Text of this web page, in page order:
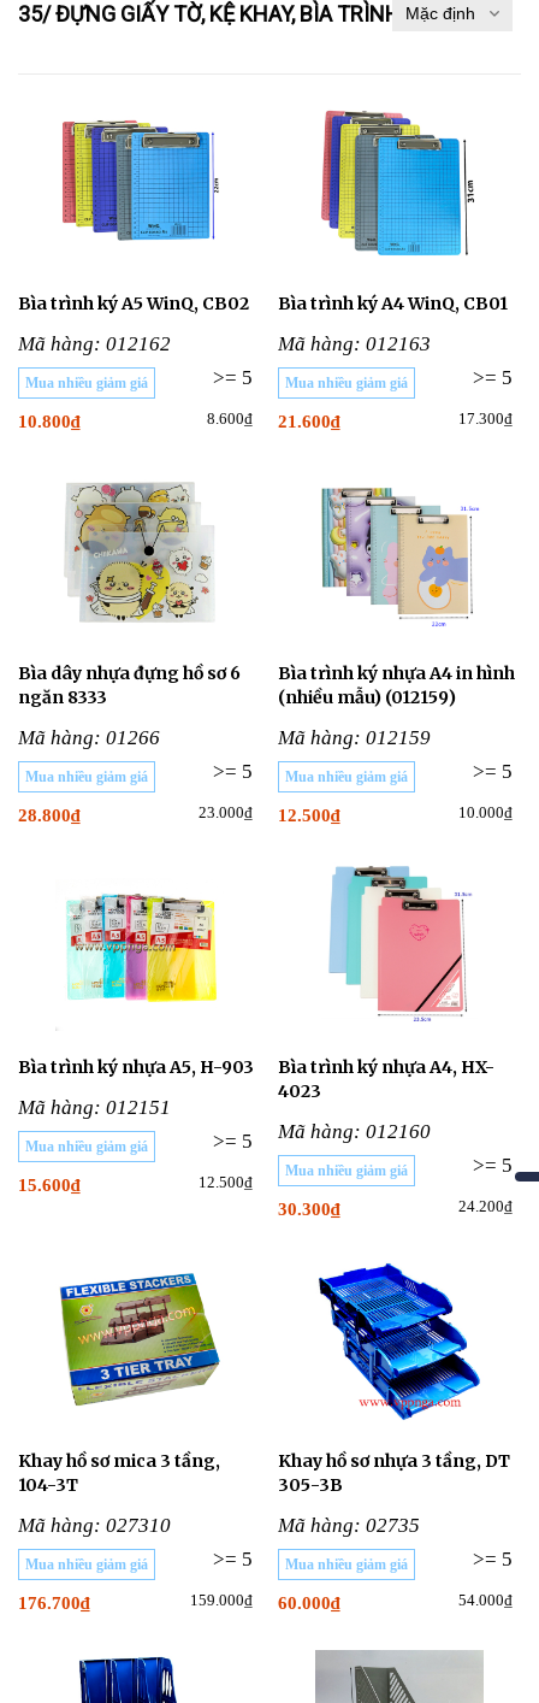
35/ ĐỰNG GIẤY TỜ, KỆ KHAY, BÌA TRÌNH KÝ
Bìa trình ký A5 WinQ, CB02
Mã hàng: 012162
Mua nhiều giảm giá >= 5
10.800₫ 8.600₫
Bìa trình ký A4 WinQ, CB01
Mã hàng: 012163
>= 5
Mua nhiều giảm giá
21.600₫ 17.300₫
Bìa dây nhựa đựng hồ sơ 6
ngăn 8333
Mã hàng: 01266
>= 5
Mua nhiều giảm giá
28.800₫ 23.000₫
Bìa trình ký nhựa A4 in hình
(nhiều mẫu) (012159)
Mã hàng: 012159
Mua nhiều giảm giá >= 5
12.500₫ 10.000₫
Bìa trình ký nhựa A5, H-903
Mã hàng: 012151
Mua nhiều giảm giá >= 5
15.600₫ 12.500₫
Bìa trình ký nhựa A4, HX-
4023
Mã hàng: 012160
Mua nhiều giảm giá >= 5
30.300₫ 24.200₫
Khay hồ sơ mica 3 tầng,
104-3T
Mã hàng: 027310
Mua nhiều giảm giá >= 5
176.700₫ 159.000₫
Khay hồ sơ nhựa 3 tầng, DT
305-3B
Mã hàng: 02735
Mua nhiều giảm giá >= 5
60.000₫ 54.000₫